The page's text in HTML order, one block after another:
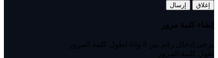
إغلاق إرسال
إنشاء كلمة مرور
يرجى إدخال رقم بين 8 و64 لطول كلمة المرور
طول كلمة المرور